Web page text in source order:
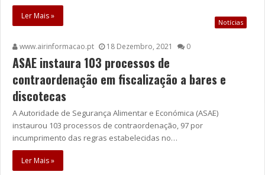
Ler Mais »
Notícias
www.airinformacao.pt 18 Dezembro, 2021 0
ASAE instaura 103 processos de
contraordenação em fiscalização a bares e
discotecas
A Autoridade de Segurança Alimentar e Económica (ASAE)
instaurou 103 processos de contraordenação, 97 por
incumprimento das regras estabelecidas no…
Ler Mais »